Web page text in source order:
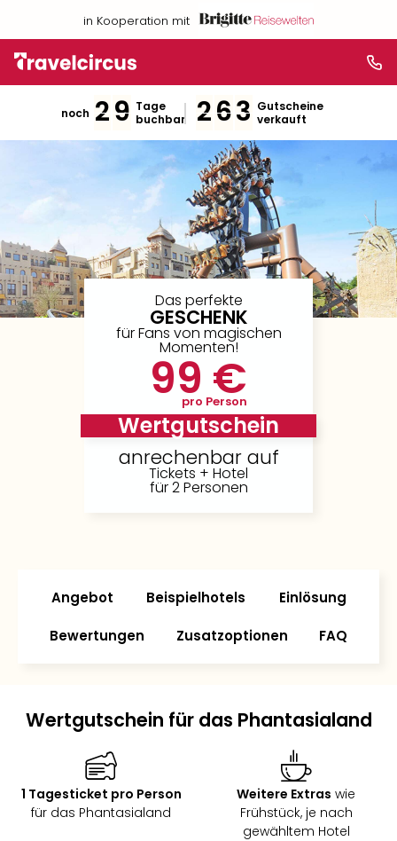
in Kooperation mit
noch 29 Tage
buchbar
263 Gutscheine
verkauft
Das perfekte
GESCHENK
für Fans von magischen
Momenten!
99 €
pro Person
Wertgutschein
anrechenbar auf
Tickets + Hotel
für 2 Personen
Angebot Beispielhotels Einlösung
Bewertungen Zusatzoptionen FAQ
Wertgutschein für das Phantasialand
1 Tagesticket pro Person
für das Phantasialand
Weitere Extras wie
Frühstück, je nach
gewähltem Hotel